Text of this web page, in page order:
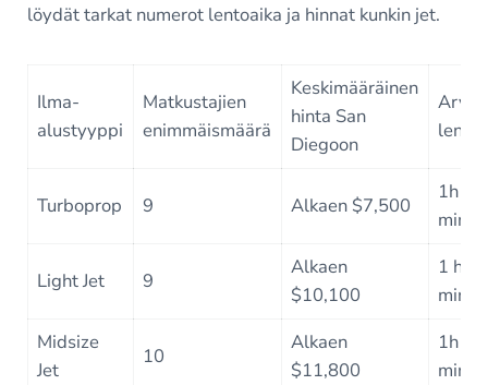
löydät tarkat numerot lentoaika ja hinnat kunkin jet.
Ilma-
alustyyppi
Matkustajien
enimmäismäärä
Keskimääräinen
hinta San
Diegoon
Turboprop 9 Alkaen $7,500
1h 50
min
Light Jet 9
Alkaen
$10,100
1 h
min
Midsize
Jet
10
Alkaen
$11,800
1h 20
min